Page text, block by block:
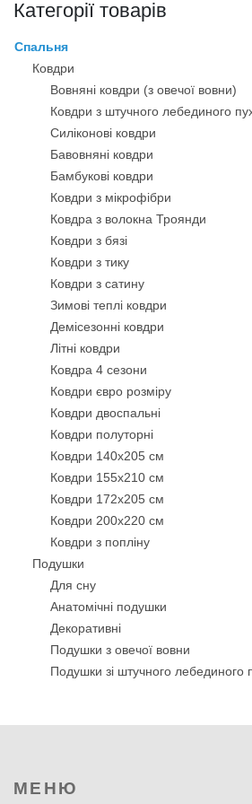
Категорії товарів
Спальня
Ковдри
Вовняні ковдри (з овечої вовни)
Ковдри з штучного лебединого
Силіконові ковдри
Бавовняні ковдри
Бамбукові ковдри
Ковдри з мікрофібри
Ковдра з волокна Троянди
Ковдри з бязі
Ковдри з тику
Ковдри з сатину
Зимові теплі ковдри
Демісезонні ковдри
Літні ковдри
Ковдра 4 сезони
Ковдри євро розміру
Ковдри двоспальні
Ковдри полуторні
Ковдри 140х205 см
Ковдри 155х210 см
Ковдри 172х205 см
Ковдри 200х220 см
Ковдри з попліну
Подушки
Для сну
Анатомічні подушки
Декоративнi
Подушки з овечої вовни
Подушки зі штучного лебединого
МЕНЮ